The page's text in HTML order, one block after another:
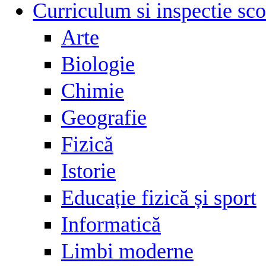
Curriculum si inspectie
Arte
Biologie
Chimie
Geografie
Fizică
Istorie
Educație fizică și sport
Informatică
Limbi moderne